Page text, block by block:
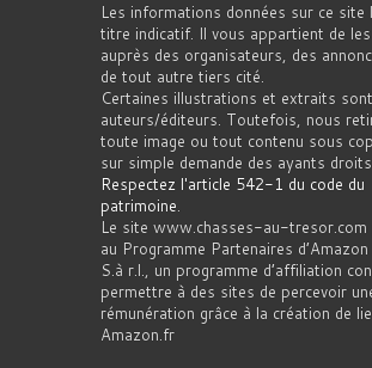
Les informations données sur ce site
titre indicatif. Il vous appartient de
auprès des organisateurs, des
de tout autre tiers cité.
Certaines illustrations et extraits
auteurs/éditeurs. Toutefois, nous
toute image ou tout contenu sous
sur simple demande des ayants
Respectez l'article 542-1 du code du
patrimoine.
Le site www.chasses-au-tresor.com
au Programme Partenaires
S.à r.l., un programme d’affiliation
permettre à des sites de percevoir
rémunération grâce à la création de
Amazon.fr